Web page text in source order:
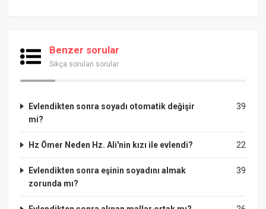
Benzer sorular
Sıkça sorulan sorular
39
Evlendikten sonra soyadı otomatik değişir
mi?
22
Hz Ömer Neden Hz. Ali'nin kızı ile evlendi?
39
Evlendikten sonra eşinin soyadını almak
zorunda mı?